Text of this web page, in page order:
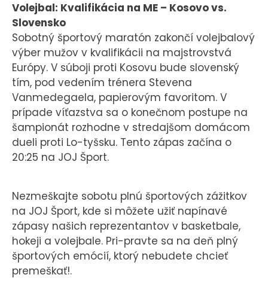
Volejbal: Kvalifikácia na ME – Kosovo vs.
Slovensko
Sobotný športový maratón zakončí volejbalový
výber mužov v kvalifikácii na majstrovstvá
Európy. V súboji proti Kosovu bude slovenský
tím, pod vedením trénera Stevena
Vanmedegaela, papierovým favoritom. V
prípade víťazstva sa o konečnom postupe na
šampionát rozhodne v stredajšom domácom
dueli proti Lo-tyšsku. Tento zápas začína o
20:25 na JOJ Šport.
Nezmeškajte sobotu plnú športových zážitkov
na JOJ Šport, kde si môžete užiť napínavé
zápasy našich reprezentantov v basketbale,
hokeji a volejbale. Pri-pravte sa na deň plný
športových emócií, ktorý nebudete chcieť
premeškať!.